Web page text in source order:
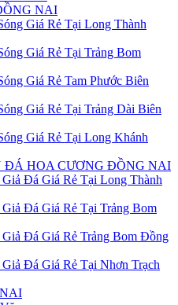
NAI
Giá Rẻ Tại Long Thành
Giá Rẻ Tại Trảng Bom
Giá Rẻ Tam Phước Biên
Giá Rẻ Tại Trảng Dài Biên
Giá Rẻ Tại Long Khánh
ĐÁ HOA CƯƠNG ĐỒNG NAI
Đá Giá Rẻ Tại Long Thành
Đá Giá Rẻ Tại Trảng Bom
Đá Giá Rẻ Trảng Bom Đồng
Đá Giá Rẻ Tại Nhơn Trạch